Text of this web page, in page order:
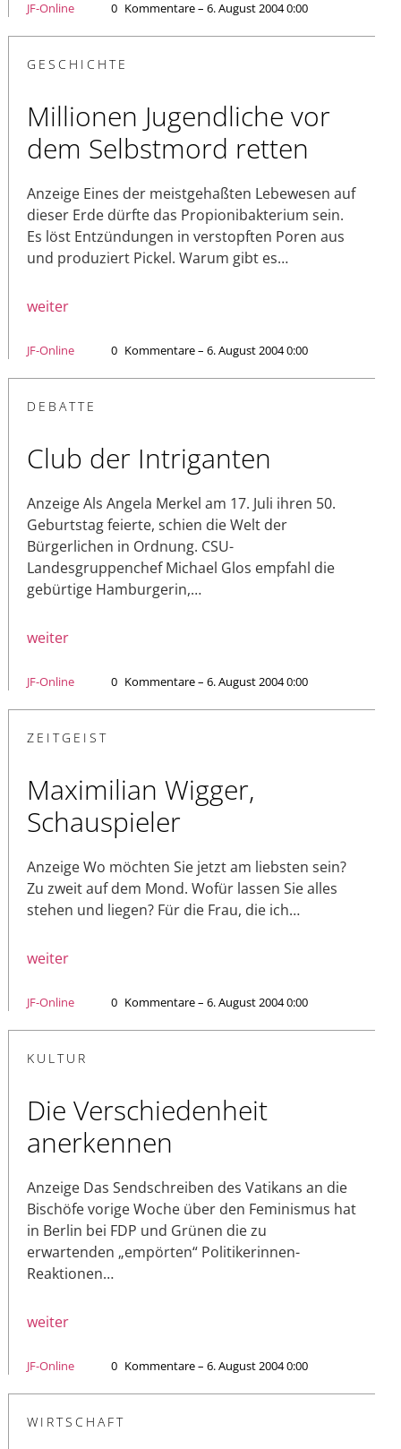
JF-Online 0 Kommentare – 6. August 2004 0:00
GESCHICHTE
Millionen Jugendliche vor
dem Selbstmord retten
Anzeige Eines der meistgehaßten Lebewesen auf
dieser Erde dürfte das Propionibakterium sein.
Es löst Entzündungen in verstopften Poren aus
und produziert Pickel. Warum gibt es…
weiter
JF-Online 0 Kommentare – 6. August 2004 0:00
DEBATTE
Club der Intriganten
Anzeige Als Angela Merkel am 17. Juli ihren 50.
Geburtstag feierte, schien die Welt der
Bürgerlichen in Ordnung. CSU-
Landesgruppenchef Michael Glos empfahl die
gebürtige Hamburgerin,…
weiter
JF-Online 0 Kommentare – 6. August 2004 0:00
ZEITGEIST
Maximilian Wigger,
Schauspieler
Anzeige Wo möchten Sie jetzt am liebsten sein?
Zu zweit auf dem Mond. Wofür lassen Sie alles
stehen und liegen? Für die Frau, die ich…
weiter
JF-Online 0 Kommentare – 6. August 2004 0:00
KULTUR
Die Verschiedenheit
anerkennen
Anzeige Das Sendschreiben des Vatikans an die
Bischöfe vorige Woche über den Feminismus hat
in Berlin bei FDP und Grünen die zu
erwartenden „empörten“ Politikerinnen-
Reaktionen…
weiter
JF-Online 0 Kommentare – 6. August 2004 0:00
WIRTSCHAFT